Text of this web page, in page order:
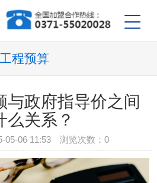
工程预算
与政府指导价之间
么关系？
05-06 11:53 浏览次数：0